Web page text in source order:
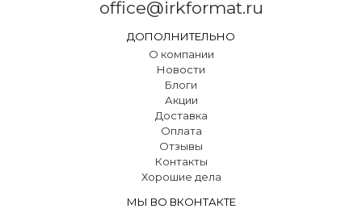
office@irkformat.ru
ДОПОЛНИТЕЛЬНО
О компании
Новости
Блоги
Акции
Доставка
Оплата
Отзывы
Контакты
Хорошие дела
МЫ ВО ВКОНТАКТЕ